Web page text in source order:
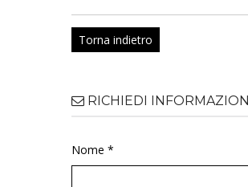
Torna indietro
RICHIEDI INFORMAZIONI
Nome *